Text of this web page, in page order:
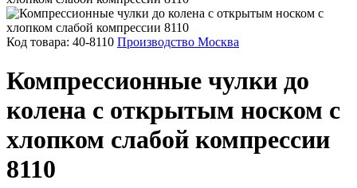
Код товара: 40-8110 Производство Москва
Компрессионные чулки до
колена с открытым носком с
хлопком слабой компрессии
8110